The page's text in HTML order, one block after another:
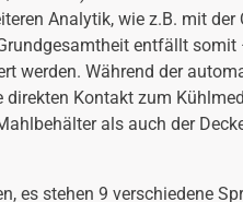
Analytik, wie z.B. mit
entfällt
werden. Während der
Kontakt zum
als auch der
es stehen 9 verschiedene